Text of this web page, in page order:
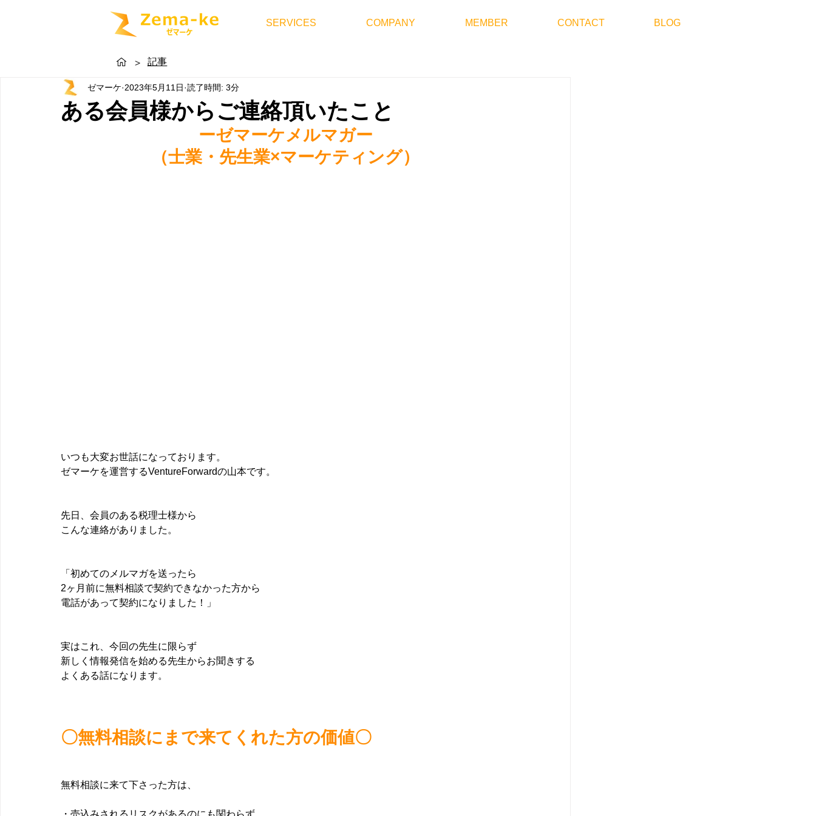
SERVICES COMPANY MEMBER CONTACT BLOG
ある会員様からご連絡頂いたこと
ゼマーケ 2023年5月11日 読了時間: 3分
ーゼマーケメルマガー
（士業・先生業×マーケティング）
いつも大変お世話になっております。
ゼマーケを運営するVentureForwardの山本です。
先日、会員のある税理士様から
こんな連絡がありました。
「初めてのメルマガを送ったら
2ヶ月前に無料相談で契約できなかった方から
電話があって契約になりました！」
実はこれ、今回の先生に限らず
新しく情報発信を始める先生からお聞きする
よくある話になります。
〇無料相談にまで来てくれた方の価値〇
無料相談に来て下さった方は、
・売込みされるリスクがあるのにも関わらず
> 記事